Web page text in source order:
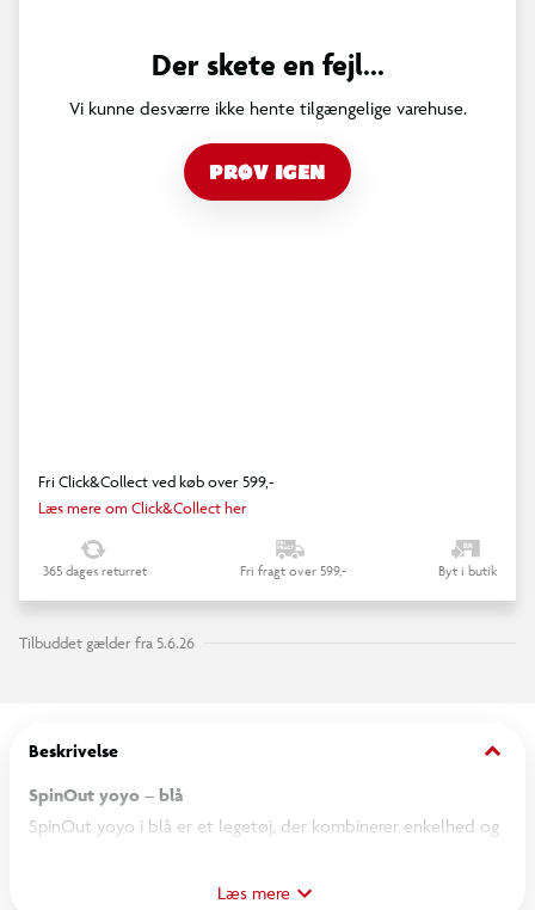
Der skete en fejl...
Vi kunne desværre ikke hente tilgængelige varehuse.
PRØV IGEN
Fri Click&Collect ved køb over 599,-
Læs mere om Click&Collect her
365 dages returret Fri fragt over 599,- Byt i butik
Tilbuddet gælder fra 5.6.26
Beskrivelse keyboard_arrow_down
SpinOut yoyo – blå
SpinOut yoyo i blå er et legetøj, der kombinerer enkelhed og
energisk udtryk, når yoyoen snurrer gennem luften, og gør
Læs mere